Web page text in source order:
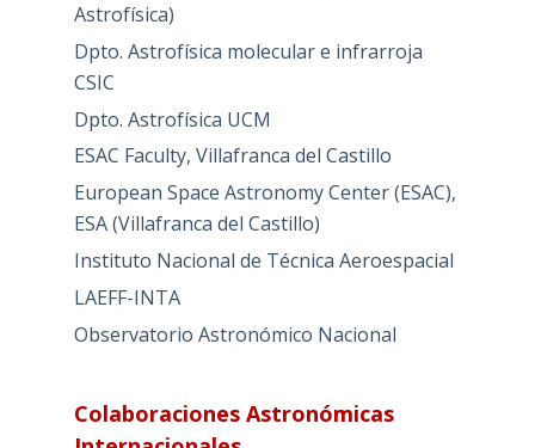
Astrofísica)
Dpto. Astrofísica molecular e infrarroja
CSIC
Dpto. Astrofísica UCM
ESAC Faculty, Villafranca del Castillo
European Space Astronomy Center (ESAC),
ESA (Villafranca del Castillo)
Instituto Nacional de Técnica Aeroespacial
LAEFF-INTA
Observatorio Astronómico Nacional
Colaboraciones Astronómicas